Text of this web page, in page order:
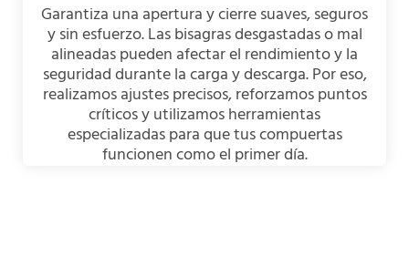
Garantiza una apertura y cierre suaves, seguros
y sin esfuerzo. Las bisagras desgastadas o mal
alineadas pueden afectar el rendimiento y la
seguridad durante la carga y descarga. Por eso,
realizamos ajustes precisos, reforzamos puntos
críticos y utilizamos herramientas
especializadas para que tus compuertas
funcionen como el primer día.